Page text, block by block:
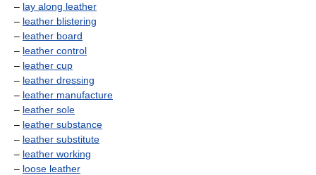
– lay along leather
– leather blistering
– leather board
– leather control
– leather cup
– leather dressing
– leather manufacture
– leather sole
– leather substance
– leather substitute
– leather working
– loose leather